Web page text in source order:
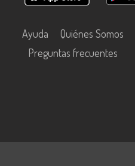
Ayuda Quiénes Somos
Preguntas frecuentes